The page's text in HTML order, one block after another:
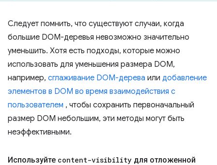
Следует помнить, что существуют случаи, когда
большие DOM-деревья невозможно значительно
уменьшить. Хотя есть подходы, которые можно
использовать для уменьшения размера DOM,
например, сглаживание DOM-дерева или добавление
элементов в DOM во время взаимодействия с
пользователем , чтобы сохранить первоначальный
размер DOM небольшим, эти методы могут быть
неэффективными.
Используйте content-visibility для отложенной